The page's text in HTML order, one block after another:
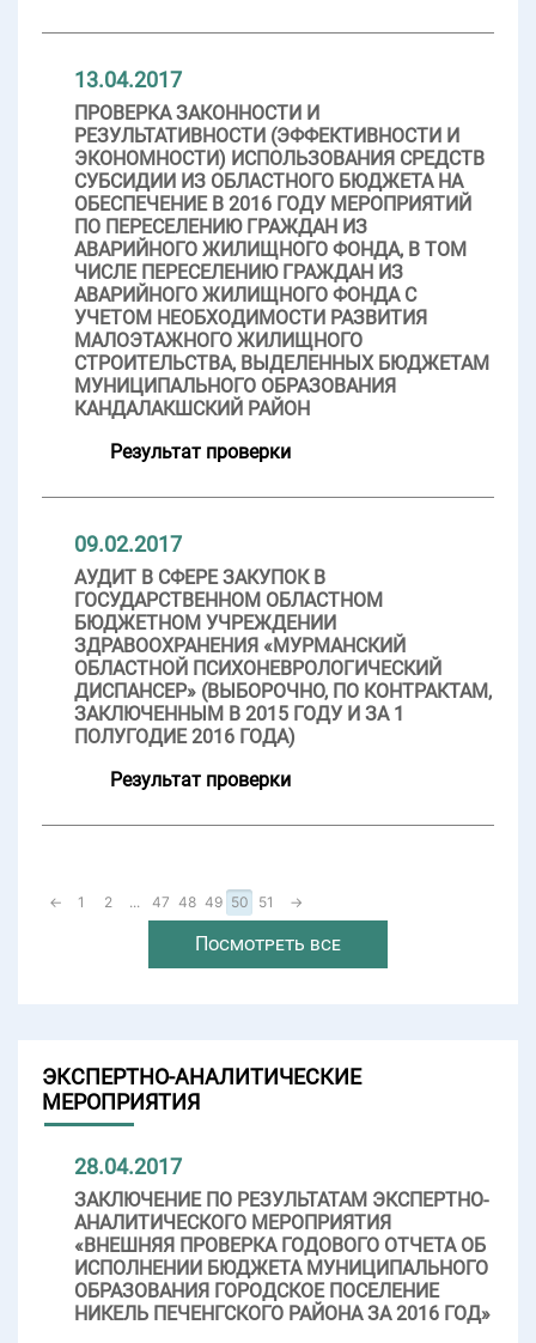
13.04.2017
ПРОВЕРКА ЗАКОННОСТИ И
РЕЗУЛЬТАТИВНОСТИ (ЭФФЕКТИВНОСТИ И
ЭКОНОМНОСТИ) ИСПОЛЬЗОВАНИЯ СРЕДСТВ
СУБСИДИИ ИЗ ОБЛАСТНОГО БЮДЖЕТА НА
ОБЕСПЕЧЕНИЕ В 2016 ГОДУ МЕРОПРИЯТИЙ
ПО ПЕРЕСЕЛЕНИЮ ГРАЖДАН ИЗ
АВАРИЙНОГО ЖИЛИЩНОГО ФОНДА, В ТОМ
ЧИСЛЕ ПЕРЕСЕЛЕНИЮ ГРАЖДАН ИЗ
АВАРИЙНОГО ЖИЛИЩНОГО ФОНДА С
УЧЕТОМ НЕОБХОДИМОСТИ РАЗВИТИЯ
МАЛОЭТАЖНОГО ЖИЛИЩНОГО
СТРОИТЕЛЬСТВА, ВЫДЕЛЕННЫХ БЮДЖЕТАМ
МУНИЦИПАЛЬНОГО ОБРАЗОВАНИЯ
КАНДАЛАКШСКИЙ РАЙОН
Результат проверки
09.02.2017
АУДИТ В СФЕРЕ ЗАКУПОК В
ГОСУДАРСТВЕННОМ ОБЛАСТНОМ
БЮДЖЕТНОМ УЧРЕЖДЕНИИ
ЗДРАВООХРАНЕНИЯ «МУРМАНСКИЙ
ОБЛАСТНОЙ ПСИХОНЕВРОЛОГИЧЕСКИЙ
ДИСПАНСЕР» (ВЫБОРОЧНО, ПО КОНТРАКТАМ,
ЗАКЛЮЧЕННЫМ В 2015 ГОДУ И ЗА 1
ПОЛУГОДИЕ 2016 ГОДА)
Результат проверки
← 1 2 ... 47 48 49 50 51 →
Посмотреть все
ЭКСПЕРТНО-АНАЛИТИЧЕСКИЕ
МЕРОПРИЯТИЯ
28.04.2017
ЗАКЛЮЧЕНИЕ ПО РЕЗУЛЬТАТАМ ЭКСПЕРТНО-
АНАЛИТИЧЕСКОГО МЕРОПРИЯТИЯ
«ВНЕШНЯЯ ПРОВЕРКА ГОДОВОГО ОТЧЕТА ОБ
ИСПОЛНЕНИИ БЮДЖЕТА МУНИЦИПАЛЬНОГО
ОБРАЗОВАНИЯ ГОРОДСКОЕ ПОСЕЛЕНИЕ
НИКЕЛЬ ПЕЧЕНГСКОГО РАЙОНА ЗА 2016 ГОД»